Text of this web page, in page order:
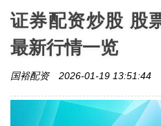
证券配资炒股 股
最新行情一览
国裕配资 2026-01-19 13:51:44